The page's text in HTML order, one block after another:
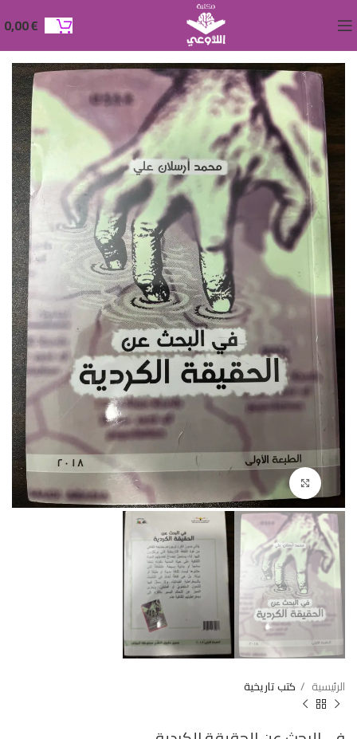
0,00€
Click to enlarge
الرئيسية كتب تاريخية